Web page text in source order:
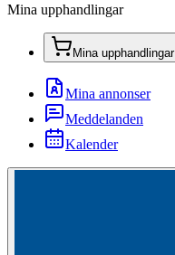
Mina upphandlingar
Mina upphandlingar
Mina annonser
Meddelanden
Kalender